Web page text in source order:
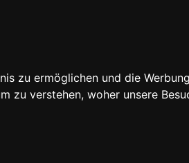
zu ermöglichen und die
zu verstehen, woher unsere